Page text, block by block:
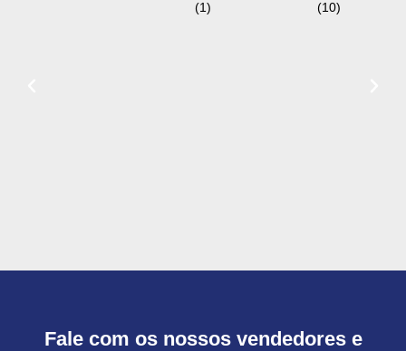
Fale com os nossos vendedores e